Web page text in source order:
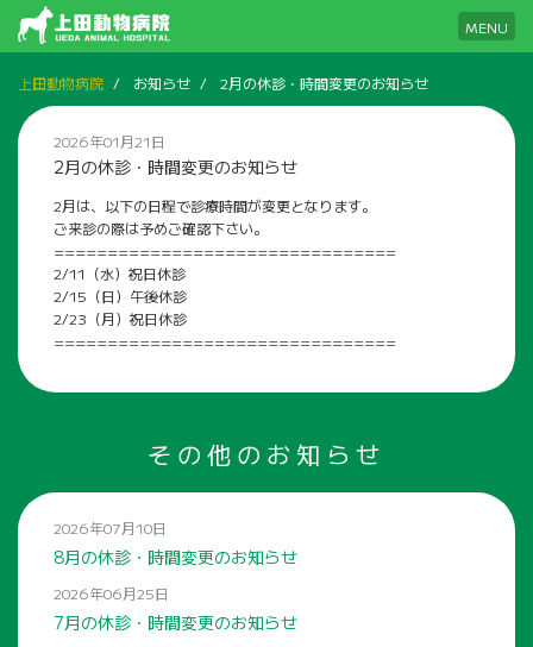
MENU
上田動物病院 お知らせ 2月の休診・時間変更のお知らせ
2026年01月21日
2月の休診・時間変更のお知らせ
2月は、以下の日程で診療時間が変更となります。
ご来診の際は予めご確認下さい。
================================
2/11（水）祝日休診
2/15（日）午後休診
2/23（月）祝日休診
================================
その他のお知らせ
2026年07月10日
8月の休診・時間変更のお知らせ
2026年06月25日
7月の休診・時間変更のお知らせ